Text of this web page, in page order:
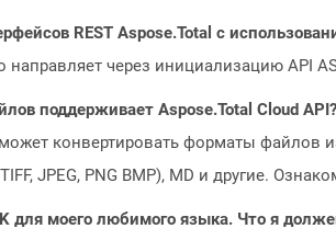
REST Aspose.Total с
направляет через инициализацию API
поддерживает Aspose.Total Cloud API?
конвертировать форматы файлов
JPEG, PNG BMP), MD и другие.
для моего любимого языка. Что я